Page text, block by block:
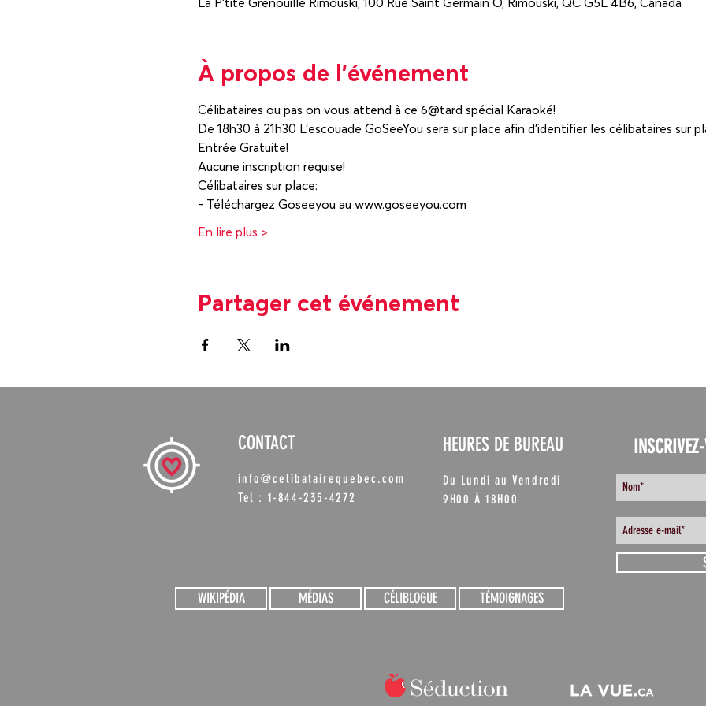
À propos de l'événement
De 18h30 à 21h30 L'escouade GoSeeYou sera sur place afin d'identifier les célibataires sur
Aucune inscription requise!
En lire plus >
Partager cet événement
CONTACT
info@celibatairequebec.com
Tel : 1-844-235-4272
HEURES DE BUREAU
Du Lundi au Vendredi
9H00 À 18H00
WIKIPÉDIA MÉDIAS CÉLIBLOGUE TÉMOIGNAGES